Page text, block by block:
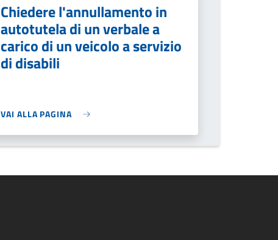
Chiedere l'annullamento in
autotutela di un verbale a
carico di un veicolo a servizio
di disabili
VAI ALLA PAGINA